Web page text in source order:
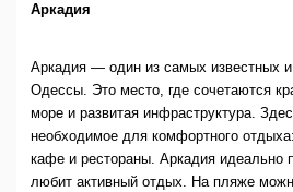
Аркадия
Аркадия — один из самых известных
Одессы. Это место, где сочетаются
море и развитая инфраструктура.
необходимое для комфортного
кафе и рестораны. Аркадия идеально
любит активный отдых. На пляже